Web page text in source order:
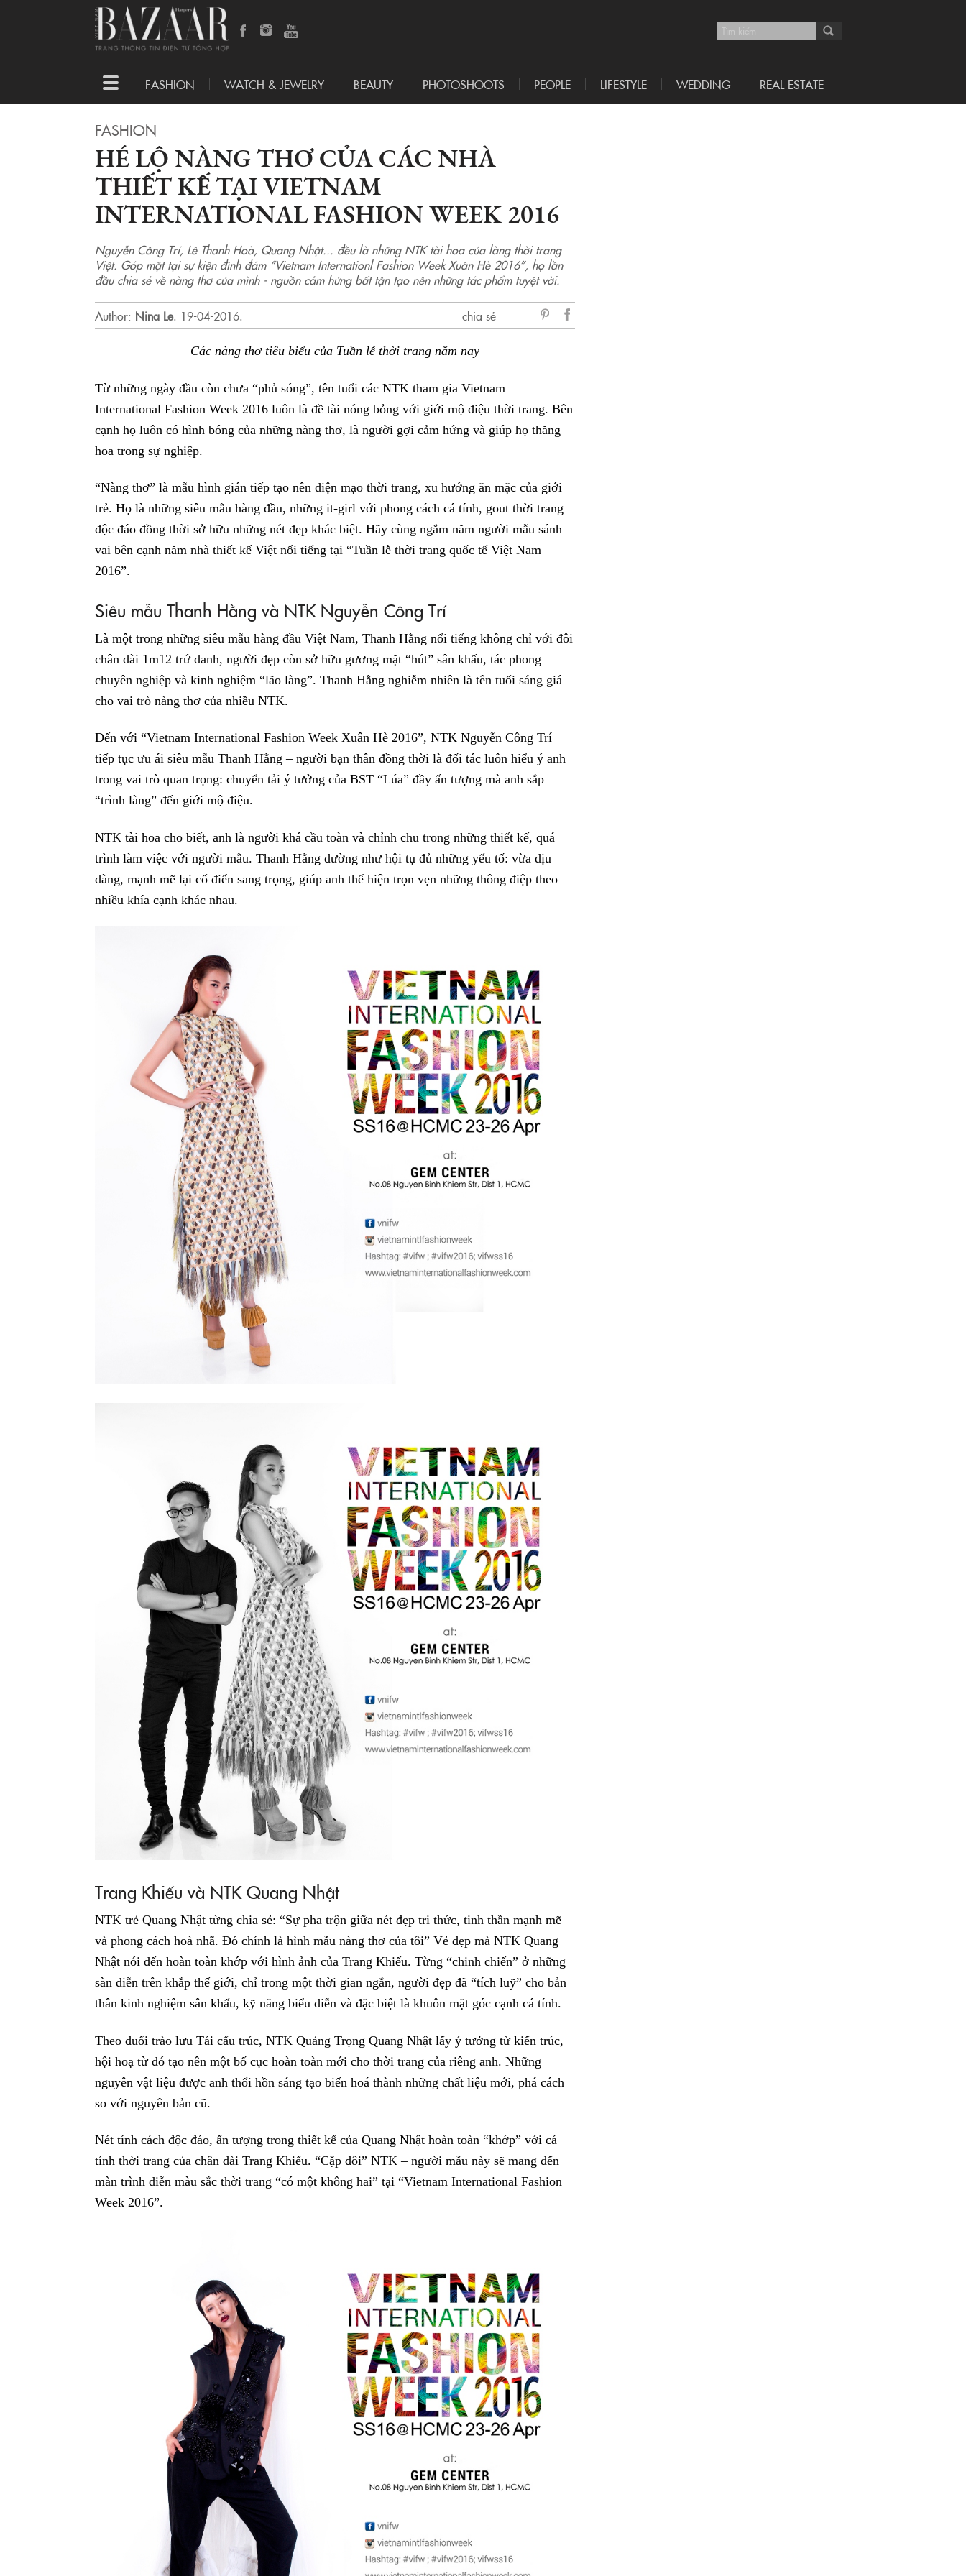
Toggle
navigation
FASHION WATCH & JEWELRY BEAUTY PHOTOSHOOTS PEOPLE LIFESTYLE WEDDING REAL ESTATE
FASHION
HÉ LỘ NÀNG THƠ CỦA CÁC NHÀ
THIẾT KẾ TẠI VIETNAM
INTERNATIONAL FASHION WEEK 2016
Nguyễn Công Trí, Lê Thanh Hoà, Quang Nhật... đều là những NTK tài hoa của làng thời trang
Việt. Góp mặt tại sự kiện đình đám “Vietnam Internationl Fashion Week Xuân Hè 2016”, họ lần
đầu chia sẻ về nàng thơ của mình - nguồn cảm hứng bất tận tạo nên những tác phẩm tuyệt vời.
Author: Nina Le. 19-04-2016.
chia sẻ
Các nàng thơ tiêu biểu của Tuần lễ thời trang năm nay
Từ những ngày đầu còn chưa “phủ sóng”, tên tuổi các NTK tham gia Vietnam
International Fashion Week 2016 luôn là đề tài nóng bỏng với giới mộ điệu thời trang. Bên
cạnh họ luôn có hình bóng của những nàng thơ, là người gợi cảm hứng và giúp họ thăng
hoa trong sự nghiệp.
“Nàng thơ” là mẫu hình gián tiếp tạo nên diện mạo thời trang, xu hướng ăn mặc của giới
trẻ. Họ là những siêu mẫu hàng đầu, những it-girl với phong cách cá tính, gout thời trang
độc đáo đồng thời sở hữu những nét đẹp khác biệt. Hãy cùng ngắm năm người mẫu sánh
vai bên cạnh năm nhà thiết kế Việt nổi tiếng tại “Tuần lễ thời trang quốc tế Việt Nam
2016”.
Siêu mẫu Thanh Hằng và NTK Nguyễn Công Trí
Là một trong những siêu mẫu hàng đầu Việt Nam, Thanh Hằng nổi tiếng không chỉ với đôi
chân dài 1m12 trứ danh, người đẹp còn sở hữu gương mặt “hút” sân khấu, tác phong
chuyên nghiệp và kinh nghiệm “lão làng”. Thanh Hằng nghiễm nhiên là tên tuổi sáng giá
cho vai trò nàng thơ của nhiều NTK.
Đến với “Vietnam International Fashion Week Xuân Hè 2016”, NTK Nguyễn Công Trí
tiếp tục ưu ái siêu mẫu Thanh Hằng – người bạn thân đồng thời là đối tác luôn hiểu ý anh
trong vai trò quan trọng: chuyển tải ý tưởng của BST “Lúa” đầy ấn tượng mà anh sắp
“trình làng” đến giới mộ điệu.
NTK tài hoa cho biết, anh là người khá cầu toàn và chỉnh chu trong những thiết kế, quá
trình làm việc với người mẫu. Thanh Hằng dường như hội tụ đủ những yếu tố: vừa dịu
dàng, mạnh mẽ lại cổ điển sang trọng, giúp anh thể hiện trọn vẹn những thông điệp theo
nhiều khía cạnh khác nhau.
Trang Khiếu và NTK Quang Nhật
NTK trẻ Quang Nhật từng chia sẻ: “Sự pha trộn giữa nét đẹp tri thức, tinh thần mạnh mẽ
và phong cách hoà nhã. Đó chính là hình mẫu nàng thơ của tôi” Vẻ đẹp mà NTK Quang
Nhật nói đến hoàn toàn khớp với hình ảnh của Trang Khiếu. Từng “chinh chiến” ở những
sàn diễn trên khắp thế giới, chỉ trong một thời gian ngắn, người đẹp đã “tích luỹ” cho bản
thân kinh nghiệm sân khấu, kỹ năng biểu diễn và đặc biệt là khuôn mặt góc cạnh cá tính.
Theo đuổi trào lưu Tái cấu trúc, NTK Quảng Trọng Quang Nhật lấy ý tưởng từ kiến trúc,
hội hoạ từ đó tạo nên một bố cục hoàn toàn mới cho thời trang của riêng anh. Những
nguyên vật liệu được anh thổi hồn sáng tạo biến hoá thành những chất liệu mới, phá cách
so với nguyên bản cũ.
Nét tính cách độc đáo, ấn tượng trong thiết kế của Quang Nhật hoàn toàn “khớp” với cá
tính thời trang của chân dài Trang Khiếu. “Cặp đôi” NTK – người mẫu này sẽ mang đến
màn trình diễn màu sắc thời trang “có một không hai” tại “Vietnam International Fashion
Week 2016”.